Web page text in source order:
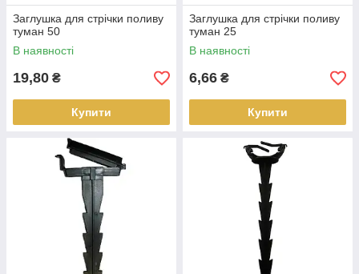
Заглушка для стрічки поливу
туман 50
В наявності
19,80 ₴
Купити
Заглушка для стрічки поливу
туман 25
В наявності
6,66 ₴
Купити